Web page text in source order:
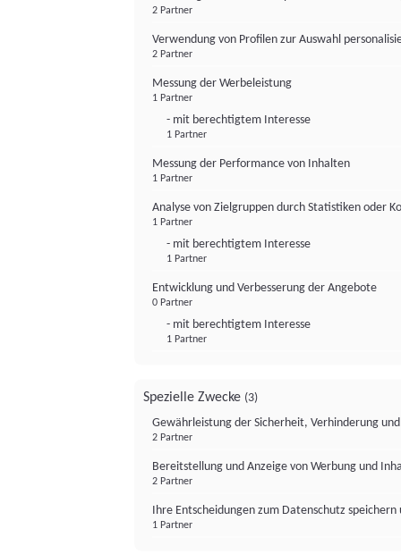
2 Partner
Verwendung von Profilen zur Auswahl
2 Partner
Messung der Werbeleistung
1 Partner
- mit berechtigtem Interesse
1 Partner
Messung der Performance von Inhalten
1 Partner
Analyse von Zielgruppen durch Statistiken oder
1 Partner
- mit berechtigtem Interesse
1 Partner
Entwicklung und Verbesserung der Angebote
0 Partner
- mit berechtigtem Interesse
1 Partner
Spezielle Zwecke (3)
Gewährleistung der Sicherheit, Verhinderung
2 Partner
Bereitstellung und Anzeige von Werbung und
2 Partner
Ihre Entscheidungen zum Datenschutz
1 Partner